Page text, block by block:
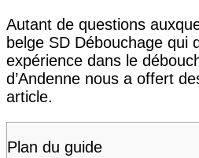
Autant de questions
belge SD Débouchage qui
expérience dans le
d’Andenne nous a offert
article.
Plan du guide